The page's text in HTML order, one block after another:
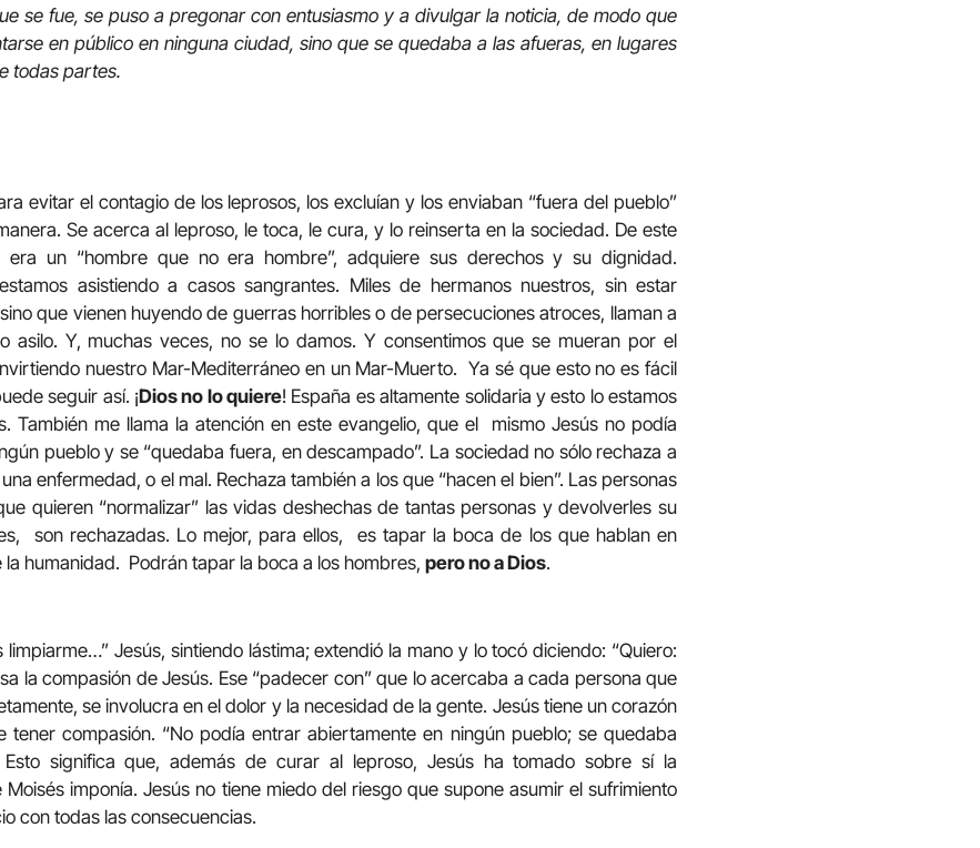
se fue, se puso a pregonar con entusiasmo y a divulgar la noticia, de modo que
en público en ninguna ciudad, sino que se quedaba a las afueras, en lugares
todas partes.
evitar el contagio de los leprosos, los excluían y los enviaban “fuera del pueblo”
Se acerca al leproso, le toca, le cura, y lo reinserta en la sociedad. De este
un “hombre que no era hombre”, adquiere sus derechos y su dignidad.
asistiendo a casos sangrantes. Miles de hermanos nuestros, sin estar
que vienen huyendo de guerras horribles o de persecuciones atroces, llaman a
asilo. Y, muchas veces, no se lo damos. Y consentimos que se mueran por el
nuestro Mar-Mediterráneo en un Mar-Muerto. Ya sé que esto no es fácil
seguir así. ¡Dios no lo quiere! España es altamente solidaria y esto lo estamos
También me llama la atención en este evangelio, que el mismo Jesús no podía
pueblo y se “quedaba fuera, en descampado”. La sociedad no sólo rechaza a
enfermedad, o el mal. Rechaza también a los que “hacen el bien”. Las personas
quieren “normalizar” las vidas deshechas de tantas personas y devolverles su
son rechazadas. Lo mejor, para ellos, es tapar la boca de los que hablan en
la humanidad. Podrán tapar la boca a los hombres, pero no a Dios.
limpiarme…” Jesús, sintiendo lástima; extendió la mano y lo tocó diciendo: “Quiero:
la compasión de Jesús. Ese “padecer con” que lo acercaba a cada persona que
se involucra en el dolor y la necesidad de la gente. Jesús tiene un corazón
tener compasión. “No podía entrar abiertamente en ningún pueblo; se quedaba
Esto significa que, además de curar al leproso, Jesús ha tomado sobre sí la
imponía. Jesús no tiene miedo del riesgo que supone asumir el sufrimiento
con todas las consecuencias.